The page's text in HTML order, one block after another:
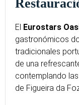
El Eurostars
gastronómicos
tradicionales
de una
contemplando
de Figueira da